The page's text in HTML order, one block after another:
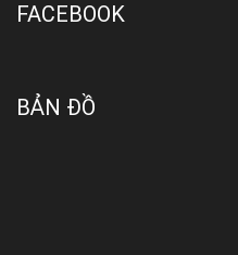
FACEBOOK
BẢN ĐỒ